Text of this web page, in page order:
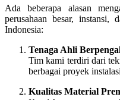
Ada beberapa alasan
perusahaan besar, instansi,
Indonesia:
Tenaga Ahli
Tim kami terdiri dari
berbagai proyek
Kualitas Material